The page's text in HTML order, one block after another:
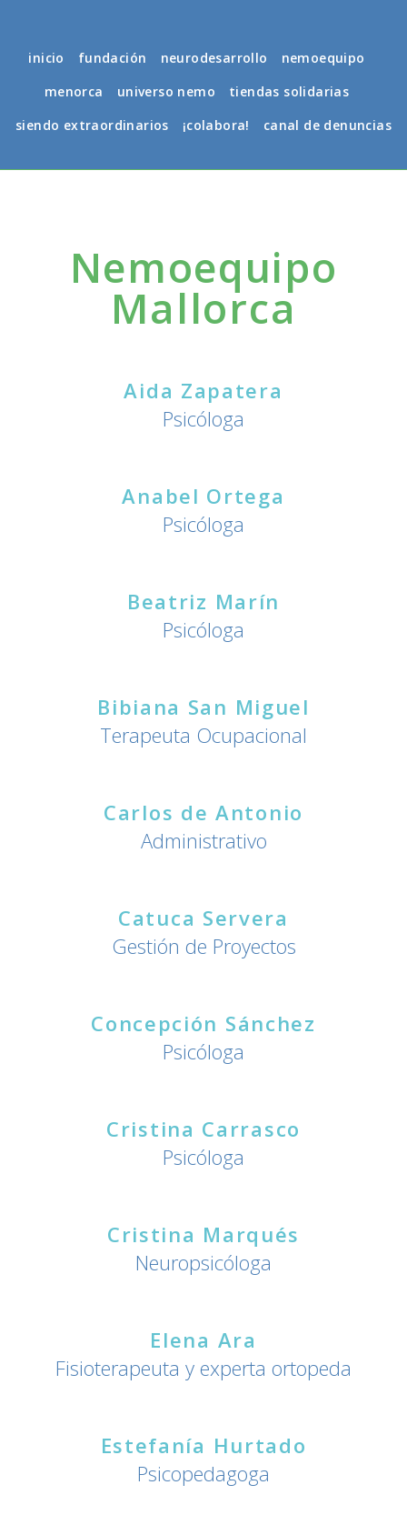
inicio fundación neurodesarrollo
nemoequipo
menorca
universo nemo
tiendas solidarias
siendo extraordinarios
¡colabora! canal de denuncias
Nemoequipo
Mallorca
Aida Zapatera
Psicóloga
Anabel Ortega
Psicóloga
Beatriz Marín
Psicóloga
Bibiana San Miguel
Terapeuta Ocupacional
Carlos de Antonio
Administrativo
Catuca Servera
Gestión de Proyectos
Concepción Sánchez
Psicóloga
Cristina Carrasco
Psicóloga
Cristina Marqués
Neuropsicóloga
Elena Ara
Fisioterapeuta y experta ortopeda
Estefanía Hurtado
Psicopedagoga